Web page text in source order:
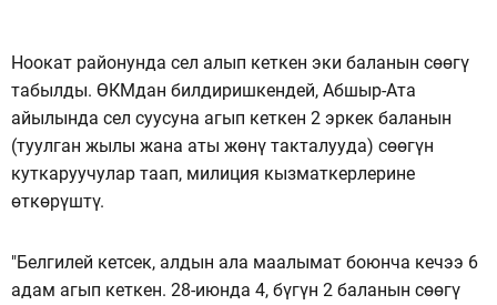
Ноокат районунда сел алып кеткен эки баланын сөөгү
табылды. ӨКМдан билдиришкендей, Абшыр-Ата
айылында сел суусуна агып кеткен 2 эркек баланын
(туулган жылы жана аты жөнү такталууда) сөөгүн
куткаруучулар таап, милиция кызматкерлерине
өткөрүштү.
"Белгилей кетсек, алдын ала маалымат боюнча кечээ 6
адам агып кеткен. 28-июнда 4, бүгүн 2 баланын сөөгү